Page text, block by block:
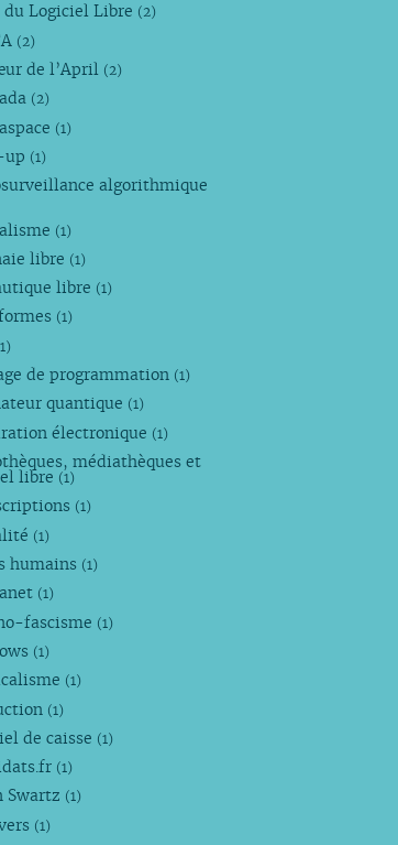
du Logiciel Libre (2)
(2)
de l’April (2)
(2)
(1)
up (1)
algorithmique
(1)
libre (1)
libre (1)
(1)
de programmation (1)
quantique (1)
électronique (1)
médiathèques et
libre (1)
(1)
(1)
humains (1)
(1)
fascisme (1)
(1)
(1)
(1)
de caisse (1)
(1)
Swartz (1)
(1)